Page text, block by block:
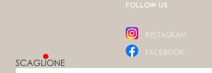
FOLLOW US
INSTAGRAM
FACEBOOK